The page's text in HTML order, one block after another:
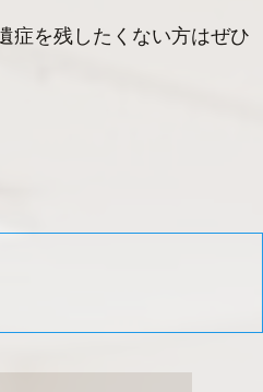
症を残したくない方はぜひ